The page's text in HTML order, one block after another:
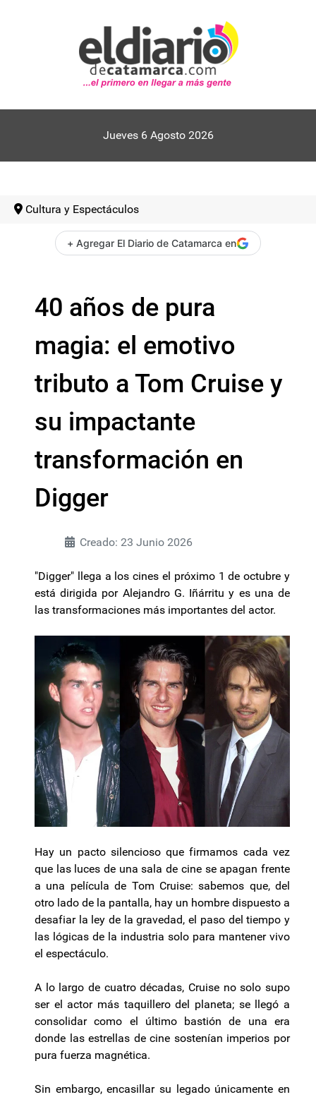
Jueves 6 Agosto 2026
Cultura y Espectáculos
+ Agregar El Diario de Catamarca en
40 años de pura
magia: el emotivo
tributo a Tom Cruise y
su impactante
transformación en
Digger
Creado: 23 Junio 2026
"Digger" llega a los cines el próximo 1 de octubre y
está dirigida por Alejandro G. Iñárritu y es una de
las transformaciones más importantes del actor.
Hay un pacto silencioso que firmamos cada vez
que las luces de una sala de cine se apagan frente
a una película de Tom Cruise: sabemos que, del
otro lado de la pantalla, hay un hombre dispuesto a
desafiar la ley de la gravedad, el paso del tiempo y
las lógicas de la industria solo para mantener vivo
el espectáculo.
A lo largo de cuatro décadas, Cruise no solo supo
ser el actor más taquillero del planeta; se llegó a
consolidar como el último bastión de una era
donde las estrellas de cine sostenían imperios por
pura fuerza magnética.
Sin embargo, encasillar su legado únicamente en